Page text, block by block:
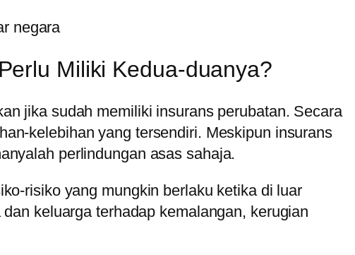
Miliki Kedua-duanya?
jika sudah memiliki insurans perubatan. Secara
kelebihan yang tersendiri. Meskipun insurans
perlindungan asas sahaja.
risiko yang mungkin berlaku ketika di luar
keluarga terhadap kemalangan, kerugian